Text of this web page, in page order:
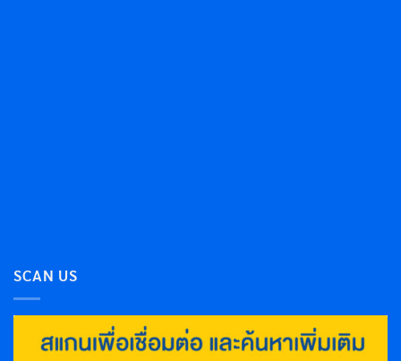
SCAN US